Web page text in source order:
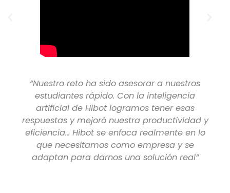
“Nuestro reto ha sido asesorar a nuestros
estudiantes rápido. Con la inteligencia
artificial de Hibot logramos tener esas
respuestas y mejoró nuestra productividad y
eficiencia... Hibot se enfoca realmente en lo
que necesitamos como empresa y se
adaptan para darnos una solución real”